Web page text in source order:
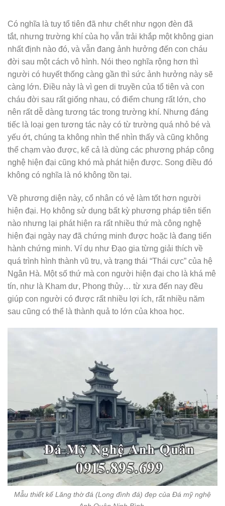
Có nghĩa là tuy tổ tiên đã như chết như ngọn đèn đã
tắt, nhưng trường khí của họ vẫn trải khắp một không gian
nhất định nào đó, và vẫn đang ảnh hưởng đến con cháu
đời sau một cách vô hình. Nói theo nghĩa rộng hơn thì
người có huyết thống càng gần thì sức ảnh hưởng này sẽ
càng lớn. Điều này là vì gen di truyền của tổ tiên và con
cháu đời sau rất giống nhau, có điểm chung rất lớn, cho
nên rất dễ dàng tương tác trong trường khí. Nhưng đáng
tiếc là loại gen tương tác này có từ trường quá nhỏ bé và
yếu ớt, chúng ta không nhìn thể nhìn thấy và cũng không
thể chạm vào được, kể cả là dùng các phương pháp công
nghệ hiện đại cũng khó mà phát hiện được. Song điều đó
không có nghĩa là nó không tồn tại.
Về phương diện này, cổ nhân có vẻ làm tốt hơn người
hiện đại. Họ không sử dụng bất kỳ phương pháp tiên tiến
nào nhưng lại phát hiện ra rất nhiều thứ mà công nghệ
hiện đại ngày nay đã chứng minh được hoặc là đang tiến
hành chứng minh. Ví dụ như Đạo gia từng giải thích về
quá trình hình thành vũ trụ, và trạng thái “Thái cực” của hệ
Ngân Hà. Một số thứ mà con người hiện đại cho là khá mê
tín, như là Kham dư, Phong thủy… từ xưa đến nay đều
giúp con người có được rất nhiều lợi ích, rất nhiều năm
sau cũng có thể là thành quả to lớn của khoa học.
Mẫu thiết kế Lăng thờ đá (Long đình đá) đẹp của Đá mỹ nghệ